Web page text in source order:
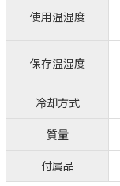
使用温湿度
保存温湿度
冷却方式
質量
付属品